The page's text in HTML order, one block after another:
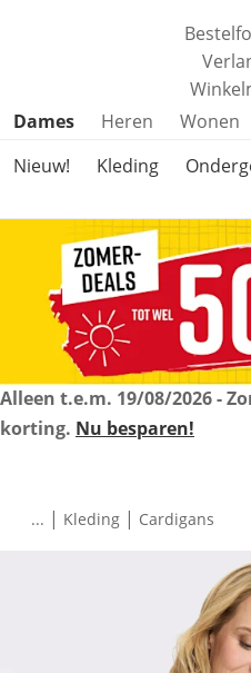
Productcategorieën
Dames Heren
Wonen
Nieuw!
Kleding
Alleen t.e.m. 19/08/2026-
korting. Nu besparen!
... | Kleding | Cardigans